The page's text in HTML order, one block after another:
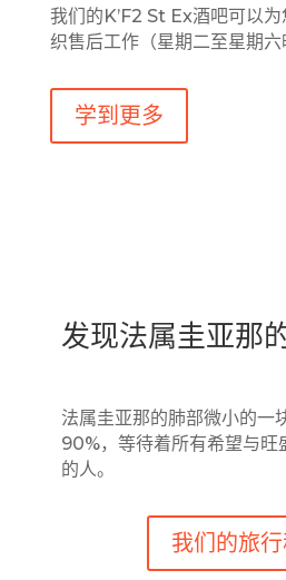
我们的K’F2 St Ex酒吧可以
织售后工作（星期二至星期六
学到更多
发现法属圭亚那
法属圭亚那的肺部微小的一
90%，等待着所有希望与旺
的人。
我们的旅